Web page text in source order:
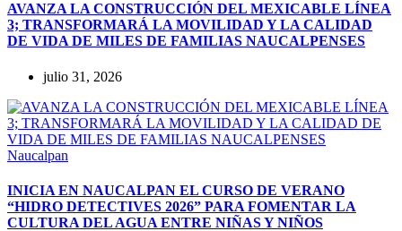
AVANZA LA CONSTRUCCIÓN DEL MEXICABLE LÍNEA
3; TRANSFORMARÁ LA MOVILIDAD Y LA CALIDAD
DE VIDA DE MILES DE FAMILIAS NAUCALPENSES
julio 31, 2026
Naucalpan
INICIA EN NAUCALPAN EL CURSO DE VERANO
“HIDRO DETECTIVES 2026” PARA FOMENTAR LA
CULTURA DEL AGUA ENTRE NIÑAS Y NIÑOS